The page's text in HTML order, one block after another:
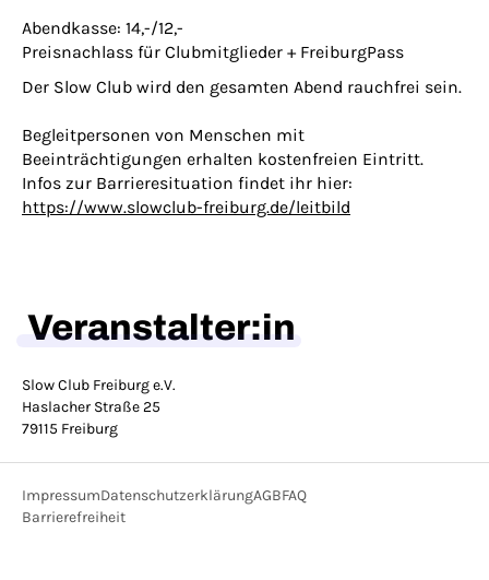
Abendkasse: 14,-/12,-
Preisnachlass für Clubmitglieder + FreiburgPass
Der Slow Club wird den gesamten Abend rauchfrei sein.
Begleitpersonen von Menschen mit
Beeinträchtigungen erhalten kostenfreien Eintritt.
Infos zur Barrieresituation findet ihr hier:
https://www.slowclub-freiburg.de/leitbild
Veranstalter:in
Slow Club Freiburg e.V.
Haslacher Straße 25
79115 Freiburg
ImpressumDatenschutzerklärungAGBFAQ
Barrierefreiheit